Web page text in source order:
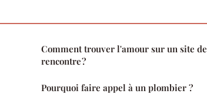
Comment trouver l'amour sur un site de
rencontre ?
Pourquoi faire appel à un plombier ?